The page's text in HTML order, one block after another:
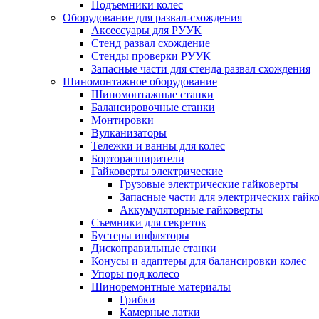
Подъемники колес
Оборудование для развал-схождения
Аксессуары для РУУК
Стенд развал схождение
Стенды проверки РУУК
Запасные части для стенда развал схождения
Шиномонтажное оборудование
Шиномонтажные станки
Балансировочные станки
Монтировки
Вулканизаторы
Тележки и ванны для колес
Борторасширители
Гайковерты электрические
Грузовые электрические гайковерты
Запасные части для электрических
Аккумуляторные гайковерты
Съемники для секреток
Бустеры инфляторы
Дископравильные станки
Конусы и адаптеры для балансировки колес
Упоры под колесо
Шиноремонтные материалы
Грибки
Камерные латки